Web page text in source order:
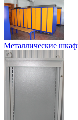
Металлические